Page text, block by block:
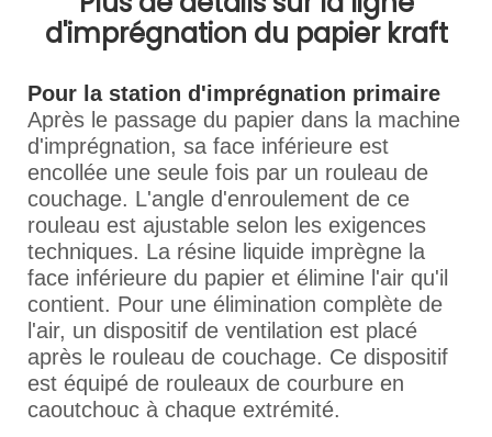
d'imprégnation du papier kraft
Pour la station d'imprégnation primaire
Après le passage du papier dans la machine
d'imprégnation, sa face inférieure est
encollée une seule fois par un rouleau de
couchage. L'angle d'enroulement de ce
rouleau est ajustable selon les exigences
techniques. La résine liquide imprègne la
face inférieure du papier et élimine l'air qu'il
contient. Pour une élimination complète de
l'air, un dispositif de ventilation est placé
après le rouleau de couchage. Ce dispositif
est équipé de rouleaux de courbure en
caoutchouc à chaque extrémité.